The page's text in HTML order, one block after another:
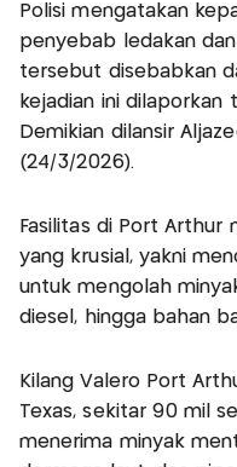
Polisi mengatakan
penyebab ledakan
tersebut disebabkan
kejadian ini dilaporkan
Demikian dilansir
(24/3/2026).
Fasilitas di Port Arthur
yang krusial, yakni
untuk mengolah
diesel, hingga bahan
Kilang Valero Port
Texas, sekitar 90 mil
menerima minyak